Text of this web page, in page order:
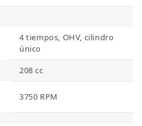
4 tiempos, OHV, cilindro
único
208 cc
3750 RPM